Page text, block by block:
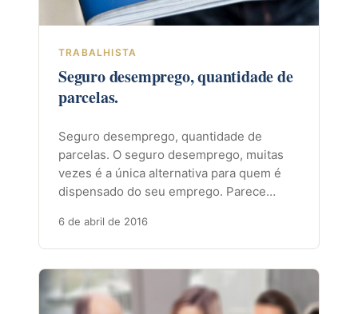
TRABALHISTA
Seguro desemprego, quantidade de
parcelas.
Seguro desemprego, quantidade de
parcelas. O seguro desemprego, muitas
vezes é a única alternativa para quem é
dispensado do seu emprego. Parece…
6 de abril de 2016